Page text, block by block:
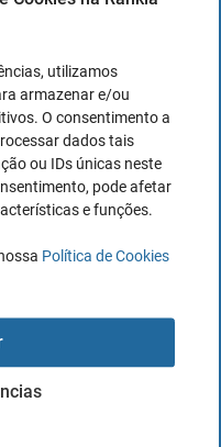
utilizamos
armazenar e/ou
O consentimento a
dados tais
ou IDs únicas neste
pode afetar
e funções.
Política de Cookies
Alemanha
da América
Estados Unidos
da América
na DEGIRO
País